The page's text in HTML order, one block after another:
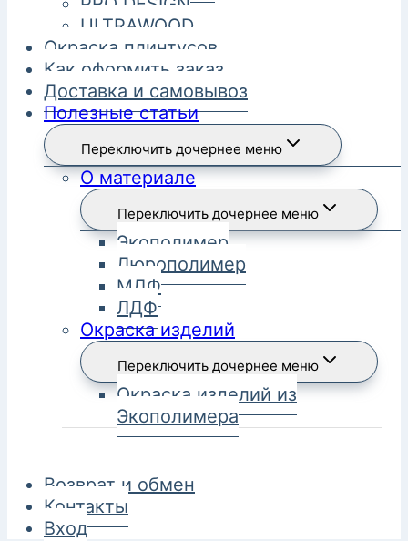
ULTRAWOOD
Окраска плинтусов
Как оформить заказ
Доставка и самовывоз
Полезные статьи
Переключить дочернее меню
О материале
Переключить дочернее меню
Экополимер
Дюрополимер
МДФ
ЛДФ
Окраска изделий
Переключить дочернее меню
Окраска изделий из
Экополимера
Возврат и обмен
Контакты
Вход